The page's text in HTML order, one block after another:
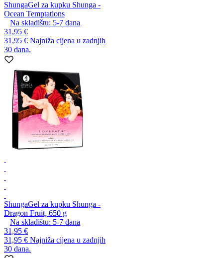
ShungaGel za kupku Shunga -
Ocean Temptations
Na skladištu: 5-7 dana
31,95 €
31,95 € Najniža cijena u zadnjih
30 dana.
ShungaGel za kupku Shunga -
Dragon Fruit, 650 g
Na skladištu: 5-7 dana
31,95 €
31,95 € Najniža cijena u zadnjih
30 dana.